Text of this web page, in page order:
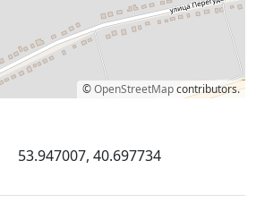
©OpenStreetMapcontributors.
53.947007, 40.697734